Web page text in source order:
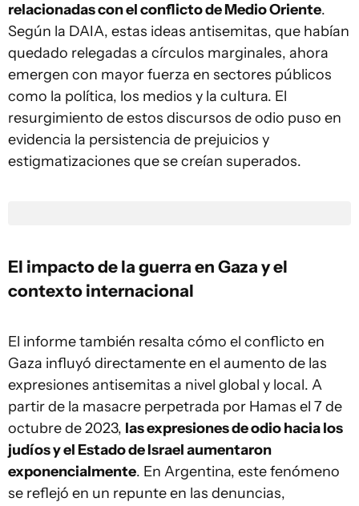
relacionadas con el conflicto de Medio Oriente.
Según la DAIA, estas ideas antisemitas, que habían
quedado relegadas a círculos marginales, ahora
emergen con mayor fuerza en sectores públicos
como la política, los medios y la cultura. El
resurgimiento de estos discursos de odio puso en
evidencia la persistencia de prejuicios y
estigmatizaciones que se creían superados.
El impacto de la guerra en Gaza y el
contexto internacional
El informe también resalta cómo el conflicto en
Gaza influyó directamente en el aumento de las
expresiones antisemitas a nivel global y local. A
partir de la masacre perpetrada por Hamas el 7 de
octubre de 2023, las expresiones de odio hacia los
judíos y el Estado de Israel aumentaron
exponencialmente. En Argentina, este fenómeno
se reflejó en un repunte en las denuncias,